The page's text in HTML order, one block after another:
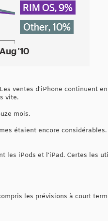
ventes d'iPhone continuent
vite.
mois.
étaient encore
les iPods et l'iPad. Certes les
les prévisions à court